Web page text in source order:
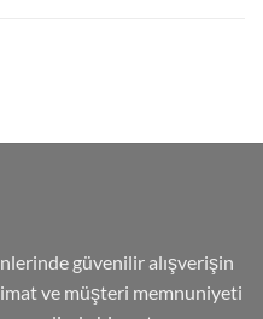
güvenilir alışverişin
ve müşteri memnuniyeti